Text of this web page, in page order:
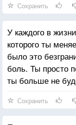
Сохранить
У каждого в
которого ты
было это
боль. Ты просто
ты больше не
Сохранить